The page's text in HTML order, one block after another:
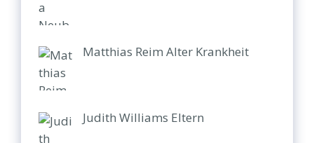
Matthias Reim Alter Krankheit
Judith Williams Eltern